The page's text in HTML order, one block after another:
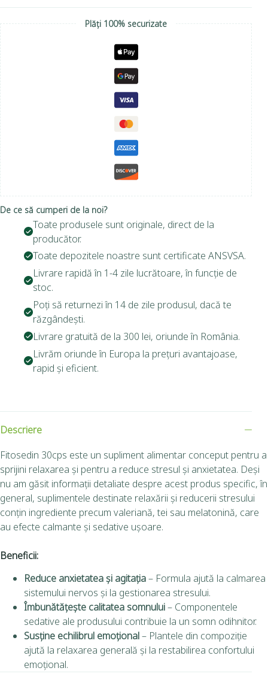
Plăți 100% securizate
De ce să cumperi de la noi?
Toate produsele sunt originale, direct de la
producător.
Toate depozitele noastre sunt certificate ANSVSA.
Livrare rapidă în 1-4 zile lucrătoare, în funcție de
stoc.
Poți să returnezi în 14 de zile produsul, dacă te
răzgândești.
Livrare gratuită de la 300 lei, oriunde în România.
Livrăm oriunde în Europa la prețuri avantajoase,
rapid și eficient.
Descriere
Fitosedin 30cps este un supliment alimentar conceput pentru a
sprijini relaxarea și pentru a reduce stresul și anxietatea. Deși
nu am găsit informații detaliate despre acest produs specific, în
general, suplimentele destinate relaxării și reducerii stresului
conțin ingrediente precum valeriană, tei sau melatonină, care
au efecte calmante și sedative ușoare.
Beneficii:
Reduce anxietatea și agitația– Formula ajută la calmarea
sistemului nervos și la gestionarea stresului.
Îmbunătățește calitatea somnului– Componentele
sedative ale produsului contribuie la un somn odihnitor.
Susține echilibrul emoțional– Plantele din compoziție
ajută la relaxarea generală și la restabilirea confortului
emoțional.